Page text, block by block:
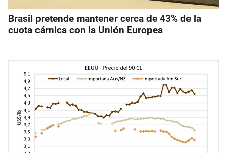
Brasil pretende mantener cerca de 43% de la
cuota cárnica con la Unión Europea